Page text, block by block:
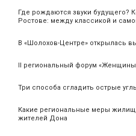
Где рождаются звуки будущего?
Ростове: между классикой и
В «Шолохов-Центре» открылась
II региональный форум
Три способа сгладить острые
Какие региональные меры
жителей Дона